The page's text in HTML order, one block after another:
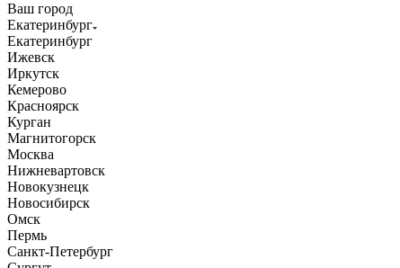
Ваш город
Екатеринбург
Екатеринбург
Ижевск
Иркутск
Кемерово
Красноярск
Курган
Магнитогорск
Москва
Нижневартовск
Новокузнецк
Новосибирск
Омск
Пермь
Санкт-Петербург